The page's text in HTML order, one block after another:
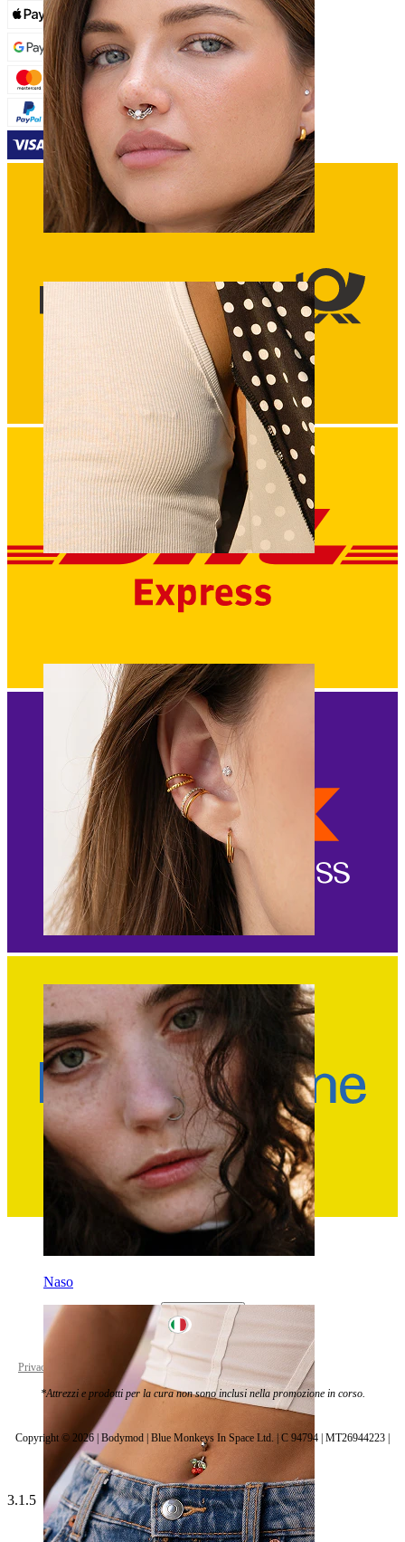
Compra per piercing
Orecchio
Naso
Privacy policy Cookie settings
*Attrezzi e prodotti per la cura non sono inclusi nella promozione in corso.
Copyright © 2026 | Bodymod | Blue Monkeys In Space Ltd. | C 94794 | MT26944223 |
3.1.5